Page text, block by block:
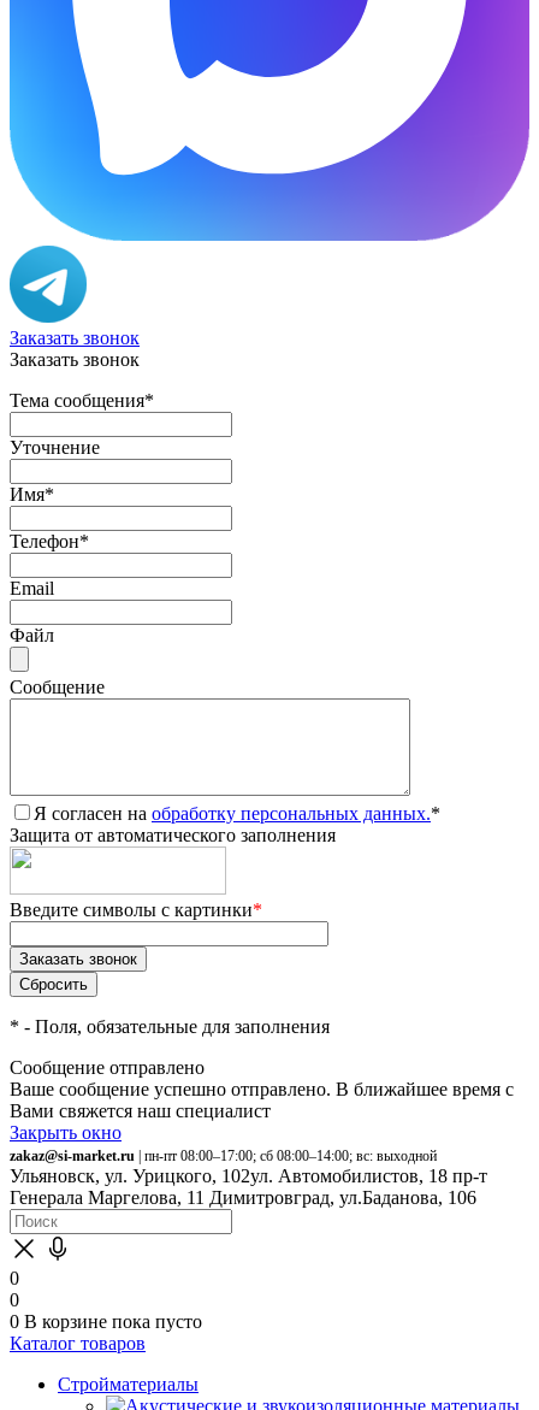
Заказать звонок
Заказать звонок
Тема сообщения*
Уточнение
Имя*
Телефон*
Email
Файл
Сообщение
Я согласен на обработку персональных данных.*
Защита от автоматического заполнения
Введите символы с картинки*
* - Поля, обязательные для заполнения
Сообщение отправлено
Ваше сообщение успешно отправлено. В ближайшее время с
Вами свяжется наш специалист
Закрыть окно
zakaz@si-market.ru | пн-пт 08:00–17:00; сб 08:00–14:00; вс: выходной
Ульяновск, ул. Урицкого, 102ул. Автомобилистов, 18 пр-т
Генерала Маргелова, 11 Димитровград, ул.Баданова, 106
0
0
0 В корзине пока пусто
Каталог товаров
Стройматериалы